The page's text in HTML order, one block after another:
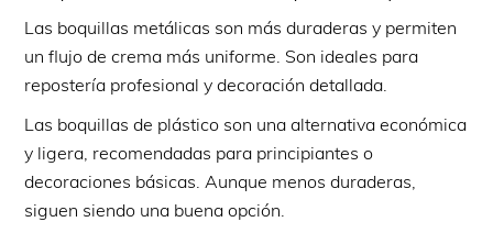
Las boquillas metálicas son más duraderas y permiten
un flujo de crema más uniforme. Son ideales para
repostería profesional y decoración detallada.
Las boquillas de plástico son una alternativa económica
y ligera, recomendadas para principiantes o
decoraciones básicas. Aunque menos duraderas,
siguen siendo una buena opción.